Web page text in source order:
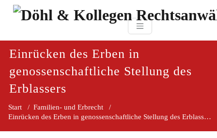
Zum
Döhl & Kollegen
Einrücken des Erben in
genossenschaftliche Stellung des
Erblassers
Start / Familien- und Erbrecht /
Einrücken des Erben in genossenschaftliche Stellung des Erblassers